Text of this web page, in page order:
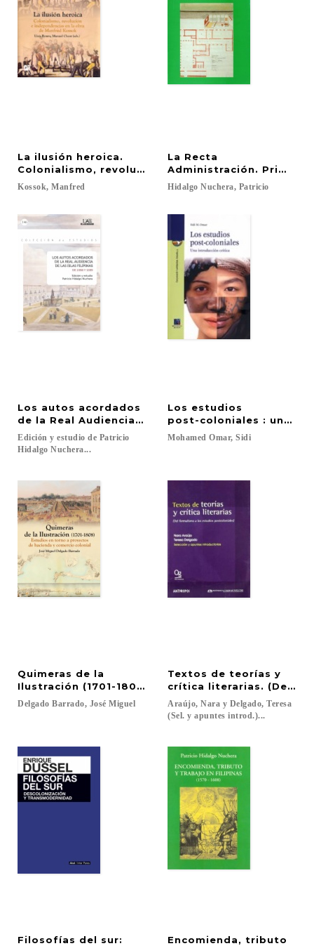
La ilusión heroica.
Colonialismo, revolución e independencias en la
Kossok, Manfred
La Recta
Administración.
Hidalgo Nuchera, Patricio
Los autos acordados
de la Real Audiencia de las Islas Filipinas de 1598 y
Edición y estudio de Patricio
Hidalgo Nuchera...
Los estudios
post-coloniales : una
Mohamed Omar, Sidi
Quimeras de la
Ilustración (1701-1808). Estudios en torno a
Delgado Barrado, José Miguel
Textos de teorías y
crítica literarias. (Del
Araújo, Nara y Delgado, Teresa
(Sel. y apuntes introd.)...
Filosofías del sur:
Encomienda, tributo